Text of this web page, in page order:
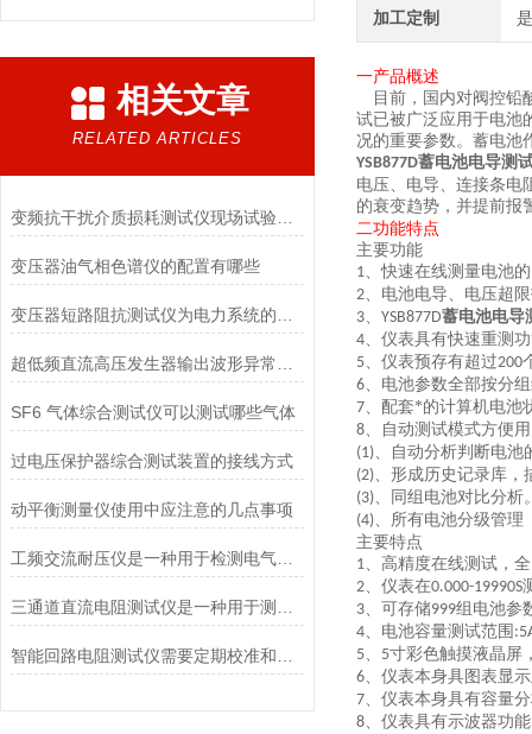
相关文章
RELATED ARTICLES
变频抗干扰介质损耗测试仪现场试验异常处理可参考以下几点
变压器油气相色谱仪的配置有哪些
SF6 气体综合测试仪可以测试哪些气体
过电压保护器综合测试装置的接线方式
动平衡测量仪使用中应注意的几点事项
工频交流耐压仪是一种用于检测电气设备在工频下的耐压性能的实验仪器
加工定制
一产品概述
目前，国内对阀控铅
试已被广泛应用于电池
况的重要参数。蓄电池
YSB877D蓄电池电导测
电压、电导、连接条电
的衰变趋势，并提前报
二功能特点
主要功能
1、快速在线测量电池
2、电池电导、电压超
3、 YSB877D蓄电池电导
4、仪表具有快速重测
5、仪表预存有超过200
6、 电池参数全部按分
7、 配套*的计算机电池
8、自动测试模式方便
(1)、自动分析判断电池
(2)、形成历史记录库，
(3)、同组电池对比分析
(4)、所有电池分级管理
主要特点
1、 高精度在线测试，
2、 仪表在0.000-19990S
3、可存储999组 电池参
4、电池容量测试范围
5、 5寸彩色触摸液晶屏
6、仪表本身具图表显
7、仪表本身具有容量
8、仪表具有示波器功